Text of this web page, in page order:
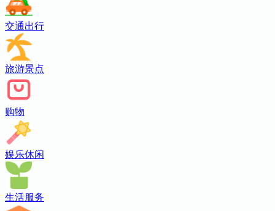
交通出行
旅游景点
购物
娱乐休闲
生活服务